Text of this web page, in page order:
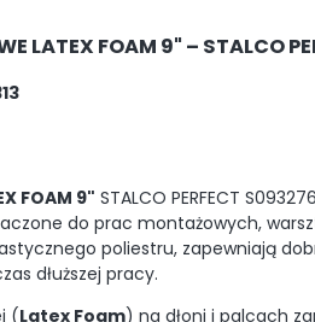
LATEX FOAM 9" – STALCO
FOAM 9" STALCO PERFECT
do prac montażowych,
poliestru, zapewniają
dłuższej pracy.
(Latex Foam) na dłoni i palcach